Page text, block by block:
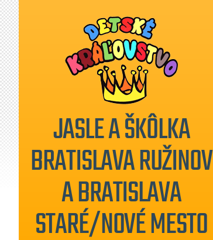
JASLE A ŠKÔLKA
BRATISLAVA RUŽINOV
A BRATISLAVA
STARÉ/NOVÉ MESTO